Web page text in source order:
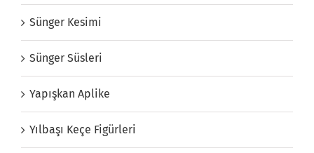
Sünger Kesimi
Sünger Süsleri
Yapışkan Aplike
Yılbaşı Keçe Figürleri